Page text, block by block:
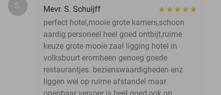
S.
Mevr. S. Schuijff
perfect hotel,mooie grote kamers,schoon
aardig personeel heel goed ontbijt,ruime
keuze grote mooie zaal ligging hotel in
volksbuurt eromheen genoeg goede
restaurantjes. bezienswaardigheden enz
liggen wel op ruime afstandel maar